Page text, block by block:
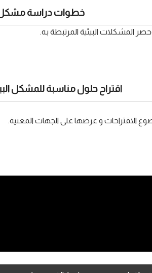
خطوات دراسة مشكل
المشكلات البيئية المرتبطة به.
اقتراح حلول مناسبة للمشكل
أصوغ الاقتراحات و عرضها على الجهات المعنية.